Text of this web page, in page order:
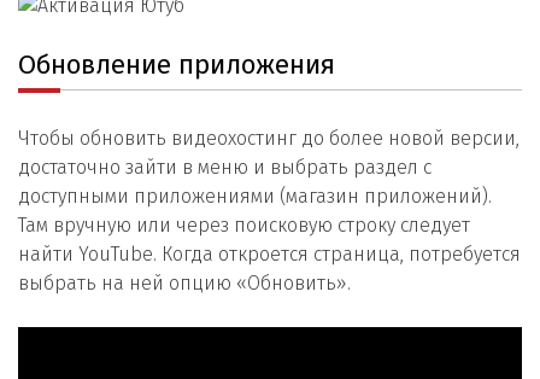
Обновление приложения
Чтобы обновить видеохостинг до более новой версии,
достаточно зайти в меню и выбрать раздел с
доступными приложениями (магазин приложений).
Там вручную или через поисковую строку следует
найти YouTube. Когда откроется страница, потребуется
выбрать на ней опцию «Обновить».